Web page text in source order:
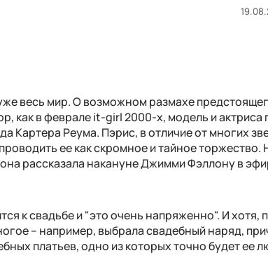
весь мир. О возможном размахе
как в феврале it-girl 2000-х, модель и актриса
Картера Реума. Пэрис, в отличие от многих
ее как скромное и тайное торжество.
рассказала накануне Джимми Фэллону в
к свадьбе и "это очень напряженно". И хотя,
– например, выбрала свадебный наряд,
платьев, одно из которых точно будет ее